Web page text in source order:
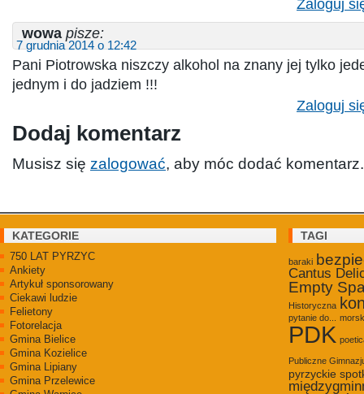
Zaloguj
wowa pisze:
7 grudnia 2014 o 12:42
Pani Piotrowska niszczy alkohol na znany jej tylko
jednym i do jadziem !!!
Zaloguj
Dodaj komentarz
Musisz się zalogować, aby móc dodać komentarz.
KATEGORIE
750 LAT PYRZYC
Ankiety
Artykuł sponsorowany
Ciekawi ludzie
Felietony
Fotorelacja
Gmina Bielice
Gmina Kozielice
Gmina Lipiany
Gmina Przelewice
TAGI
baraki
Cantus
Empty
Historyczna
pytanie do...
PDK
Publiczne
pyrzyckie